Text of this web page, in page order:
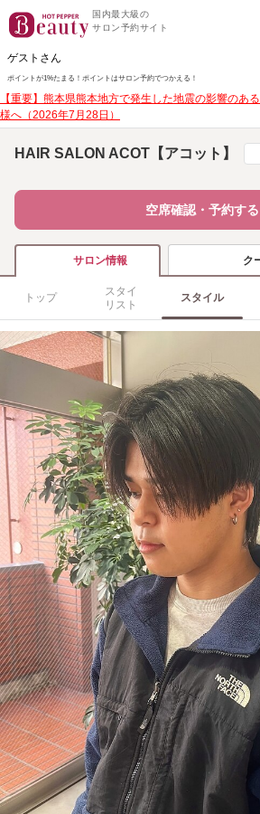
国内最大級の
サロン予約サイト
ゲストさん
ポイントが1%たまる！ ポイントはサロン予約でつかえる！
【重要】熊本県熊本地方で発生した地震の影響のあ
様へ（2026年7月28日）
HAIR SALON ACOT【アコット】
空席確認・予約する
サロン情報 ク
トップ
スタイ
リスト
スタイル